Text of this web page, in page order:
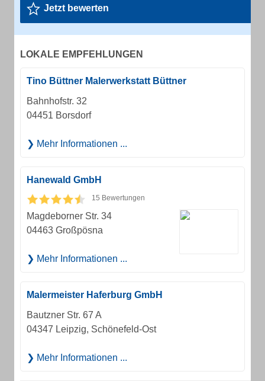
Jetzt bewerten
LOKALE EMPFEHLUNGEN
Tino Büttner Malerwerkstatt Büttner
Bahnhofstr. 32
04451 Borsdorf
Mehr Informationen ...
Hanewald GmbH
15 Bewertungen
Magdeborner Str. 34
04463 Großpösna
Mehr Informationen ...
Malermeister Haferburg GmbH
Bautzner Str. 67 A
04347 Leipzig, Schönefeld-Ost
Mehr Informationen ...